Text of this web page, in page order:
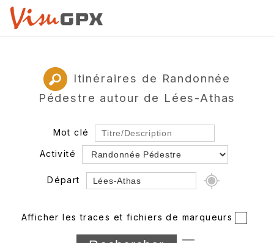
Itinéraires de Randonnée
Pédestre autour de Lées-Athas
Mot clé
Activité
Départ
Département
Afficher les traces et fichiers de marqueurs